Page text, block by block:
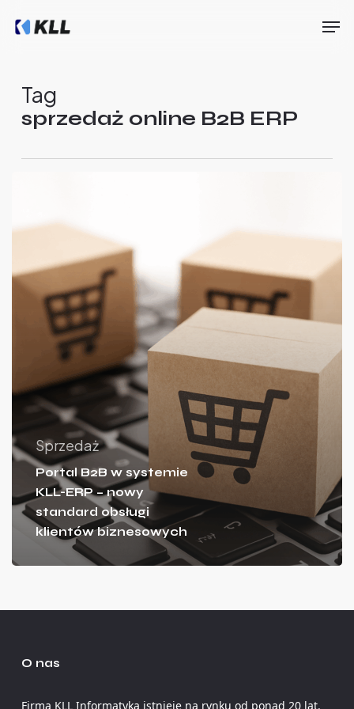
Tag
sprzedaż online B2B ERP
Sprzedaż
Portal B2B w systemie
KLL-ERP – nowy
standard obsługi
klientów biznesowych
O nas
Firma KLL Informatyka istnieje na rynku od ponad 20 lat.